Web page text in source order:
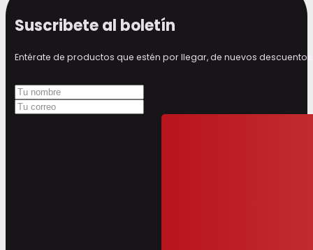
Suscribete al boletín
Entérate de productos que estén por llegar, de nuevos